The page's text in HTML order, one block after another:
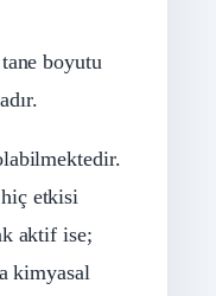
boyutu
etkisi
aktif ise;
kimyasal